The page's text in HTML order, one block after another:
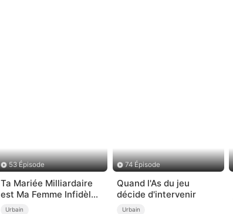
53 Épisode
Ta Mariée Milliardaire
est Ma Femme Infidèle (
Doublé )
Urbain
74 Épisode
Quand l'As du jeu
décide d'intervenir
Urbain